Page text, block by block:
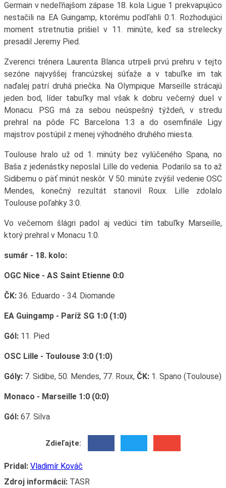
Germain v nedeľňajšom zápase 18. kola Ligue 1 prekvapujúco
nestačili na EA Guingamp, ktorému podľahli 0:1. Rozhodujúci
moment stretnutia prišiel v 11. minúte, keď sa strelecky
presadil Jeremy Pied.
Zverenci trénera Laurenta Blanca utrpeli prvú prehru v tejto
sezóne najvyššej francúzskej súťaže a v tabuľke im tak
naďalej patrí druhá priečka. Na Olympique Marseille strácajú
jeden bod, líder tabuľky mal však k dobru večerný duel v
Monacu. PSG má za sebou neúspešný týždeň, v stredu
prehral na pôde FC Barcelona 1:3 a do osemfinále Ligy
majstrov postúpil z menej výhodného druhého miesta.
Toulouse hralo už od 1. minúty bez vylúčeného Spana, no
Baša z jedenástky neposlal Lille do vedenia. Podarilo sa to až
Sidibemu o päť minút neskôr. V 50. minúte zvýšil vedenie OSC
Mendes, konečný rezultát stanovil Roux. Lille zdolalo
Toulouse poľahky 3:0.
Vo večernom šlágri padol aj vedúci tím tabuľky Marseille,
ktorý prehral v Monacu 1:0.
sumár - 18. kolo:
OGC Nice - AS Saint Etienne 0:0
ČK:36. Eduardo - 34. Diomande
EA Guingamp - Paríž SG 1:0 (1:0)
Gól:11. Pied
OSC Lille - Toulouse 3:0 (1:0)
Góly:7. Sidibe, 50. Mendes, 77. Roux, ČK:1. Spano (Toulouse)
Monaco - Marseille 1:0 (0:0)
Gól:67. Silva
Zdieľajte:
Pridal: Vladimír Kováč
Zdroj informácií:TASR